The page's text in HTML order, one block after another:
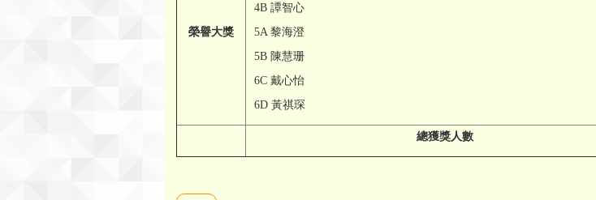
榮譽大獎
4B 譚智心
5A 黎海澄
5B 陳慧珊
6C 戴心怡
6D 黃祺琛
總獲獎 人數